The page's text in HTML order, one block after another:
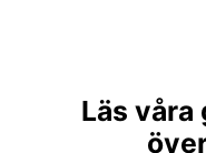
Läs